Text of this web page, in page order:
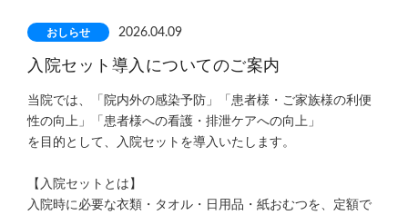
採用情報
お問合せ
おしらせ 2026.04.09
入院セット導入についてのご案内
当院では、「院内外の感染予防」「患者様・ご家族様の利便
性の向上」「患者様への看護・排泄ケアへの向上」
を目的として、入院セットを導入いたします。
【入院セットとは】
入院時に必要な衣類・タオル・日用品・紙おむつを、定額で